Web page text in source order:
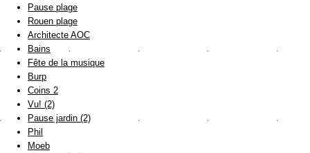
Pause plage
Rouen plage
Architecte AOC
Bains
Fête de la musique
Burp
Coins 2
Vu! (2)
Pause jardin (2)
Phil
Moeb